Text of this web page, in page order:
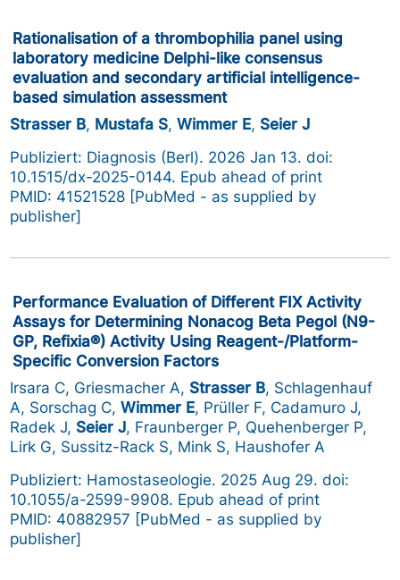
Rationalisation of a thrombophilia panel using
laboratory medicine Delphi-like consensus
evaluation and secondary artificial intelligence-
based simulation assessment
Strasser B, Mustafa S,Wimmer E, Seier J
Publiziert: Diagnosis (Berl). 2026 Jan 13. doi:
10.1515/dx-2025-0144. Epub ahead of print
PMID: 41521528 [PubMed - as supplied by
publisher]
Performance Evaluation of Different FIX Activity
Assays for Determining Nonacog Beta Pegol (N9-
GP, Refixia®) Activity Using Reagent-/Platform-
Specific Conversion Factors
Irsara C, Griesmacher A, Strasser B, Schlagenhauf
A, Sorschag C,Wimmer E, Prüller F, Cadamuro J,
Radek J, Seier J, Fraunberger P, Quehenberger P,
Lirk G, Sussitz-Rack S, Mink S, Haushofer A
Publiziert: Hamostaseologie. 2025 Aug 29. doi:
10.1055/a-2599-9908. Epub ahead of print
PMID: 40882957 [PubMed - as supplied by
publisher]